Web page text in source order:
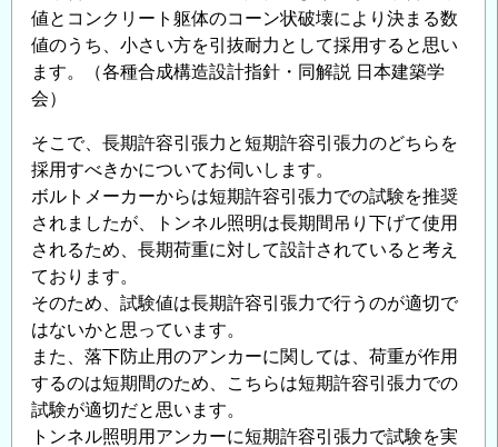
値とコンクリート躯体のコーン状破壊により決まる数
値のうち、小さい方を引抜耐力として採用すると思い
ます。（各種合成構造設計指針・同解説 日本建築学
会）
そこで、長期許容引張力と短期許容引張力のどちらを
採用すべきかについてお伺いします。
ボルトメーカーからは短期許容引張力での試験を推奨
されましたが、トンネル照明は長期間吊り下げて使用
されるため、長期荷重に対して設計されていると考え
ております。
そのため、試験値は長期許容引張力で行うのが適切で
はないかと思っています。
また、落下防止用のアンカーに関しては、荷重が作用
するのは短期間のため、こちらは短期許容引張力での
試験が適切だと思います。
トンネル照明用アンカーに短期許容引張力で試験を実